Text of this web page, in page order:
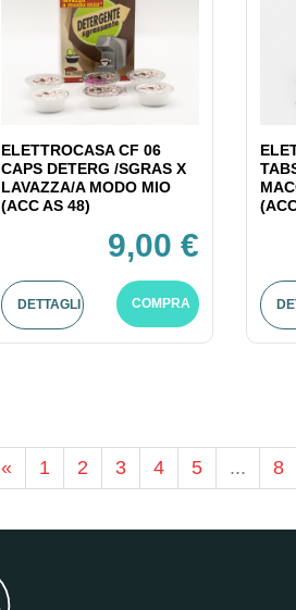
ELETTROCASA CF 06
CAPS DETERG /SGRAS X
LAVAZZA/A MODO MIO
(ACC AS 48)
9,00 €
DETTAGLI COMPRA
« 1 2 3 4 5 ... 8